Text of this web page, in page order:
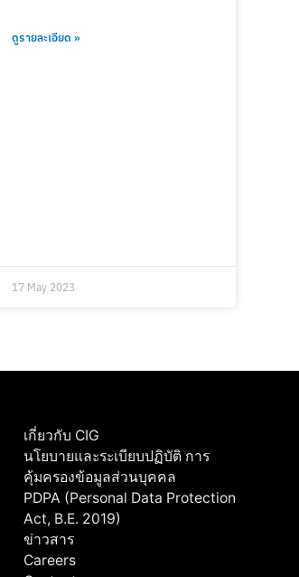
ดูรายละเอียด »
17 May 2023
เกี่ยวกับ CIG
นโยบายและระเบียบปฏิบัติ การ
คุ้มครองข้อมูลส่วนบุคคล
PDPA (Personal Data Protection
Act, B.E. 2019)
ข่าวสาร
Careers